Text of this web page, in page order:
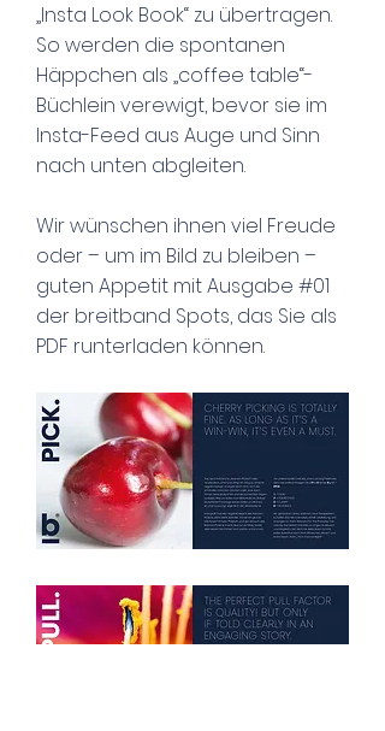
„Insta Look Book“ zu übertragen.
So werden die spontanen
Häppchen als „coffee table“-
Büchlein verewigt, bevor sie im
Insta-Feed aus Auge und Sinn
nach unten abgleiten.
Wir wünschen ihnen viel Freude
oder – um im Bild zu bleiben –
guten Appetit mit Ausgabe #01
der breitband Spots, das Sie als
PDF runterladen können.